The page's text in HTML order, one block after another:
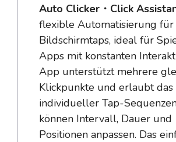
Auto Clicker・Click
flexible Automatisierung für
Bildschirmtaps, ideal für
Apps mit konstanten
App unterstützt mehrere
Klickpunkte und erlaubt
individueller Tap-
können Intervall, Dauer und
Positionen anpassen. Das